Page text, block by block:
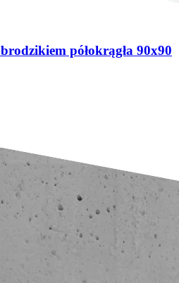
półokrągła 90x90